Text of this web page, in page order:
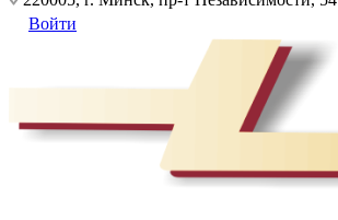
Войти